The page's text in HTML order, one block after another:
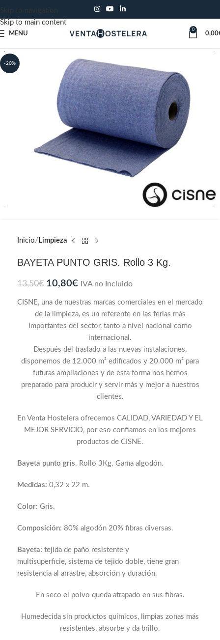
Skip to navigation
Skip to main content
MENU
0
0,00
-20%
Inicio Limpieza
BAYETA PUNTO GRIS. Rollo 3 Kg.
13,50€ 10,80€ IVA no Incluido
CISNE, una de nuestras marcas comerciales en el mercado
de la limpieza, es un referente en las ferias más
importantes del sector, tanto a nivel nacional como
internacional.
Después del traslado a las nuevas instalaciones,
disponemos de 12.000 m² edificados y 20.000 m² para
futuras ampliaciones y de esta forma nos hemos
preparado para producir y servir más y mejor a nuestros
clientes.
En Venta Hostelera ofrecemos CALIDAD, VARIEDAD Y EL
MEJOR SERVICIO, por eso confiamos en los mejores
productos de CISNE.
Bayeta punto gris. Rollo 3Kg. Gama algodón.
Medidas: 0,32 x 22 m.
Color: Gris.
Composición: 80% algodón 20% fibras diversas.
Bayeta: tejida de paño resistente y
multisuperficie, sistema de tejido doble, tiene gran
resistencia al arrastre, absorción y duración.
En seco el polvo queda atrapado en sus fibras.
Humedecida sin productos químicos, limpias zonas más
resistentes, absorbe y da brillo.